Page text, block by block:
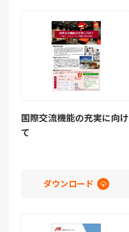
国際交流機能の充実に向け
て
ダウンロード